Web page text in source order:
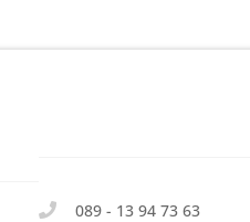
089 - 13 94 73 63